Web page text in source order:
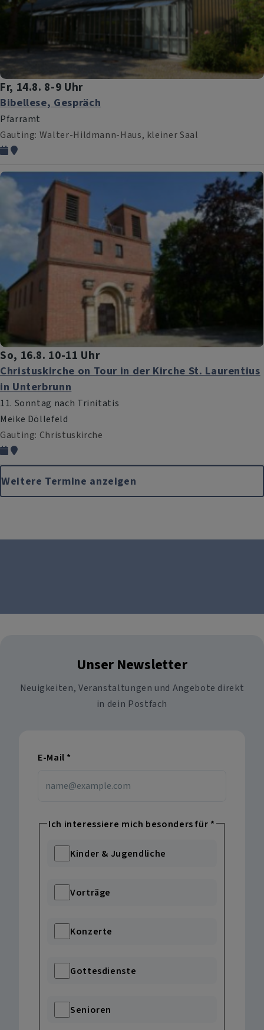
Fr, 14.8. 8-9 Uhr
Bibellese, Gespräch
Pfarramt
Gauting Walter-Hildmann-Haus, kleiner Saal
So, 16.8. 10-11 Uhr
Christuskirche on Tour in der Kirche St. Laurentius
in Unterbrunn
11. Sonntag nach Trinitatis
Meike Döllefeld
Gauting Christuskirche
Weitere Termine anzeigen
Unser Newsletter
Neuigkeiten, Veranstaltungen und Angebote direkt
in dein Postfach
E-Mail *
Ich interessiere mich besonders für *
Kinder & Jugendliche
Vorträge
Konzerte
Gottesdienste
Senioren